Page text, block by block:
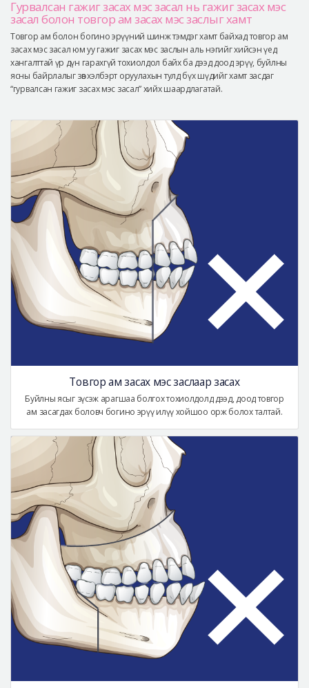
Гурвалсан гажиг засах мэс засал нь гажиг засах мэс
засал болон товгор ам засах мэс заслыг хамт
Товгор ам болон богино эрүүний шинж тэмдэг хамт байхад товгор ам
засах мэс засал юм уу гажиг засах мэс заслын аль нэгийг хийсэн үед
хангалттай үр дүн гарахгүй тохиолдол байх ба дээд доод эрүү, буйлны
ясны байрлалыг зөв хэлбэрт оруулахын тулд бүх шүдийг хамт засдаг
“гурвалсан гажиг засах мэс засал” хийх шаардлагатай.
Товгор ам засах мэс заслаар засах
Буйлны ясыг зүсэж арагшаа болгох тохиолдолд дээд, доод товгор
ам засагдах боловч богино эрүү илүү хойшоо орж болох талтай.